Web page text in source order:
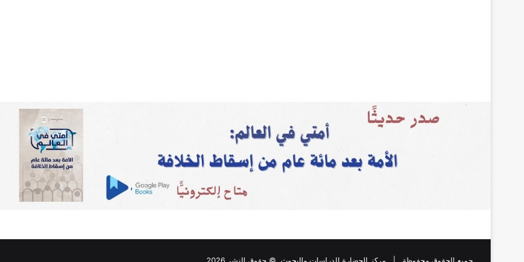
جميع الحقوق محفوظة | مركز الحضارة للدراسات والبحوث , © حقوق النشر 2026